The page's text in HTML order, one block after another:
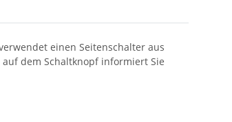
einen Seitenschalter aus
dem Schaltknopf informiert Sie